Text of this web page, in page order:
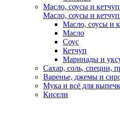
Масло, соусы и
Масло, соусы и
Масло, соусы и
Масло
Соус
Кетчуп
Маринады и
Сахар, соль, специи,
Варенье, джемы и
Мука и всё для
Кисели